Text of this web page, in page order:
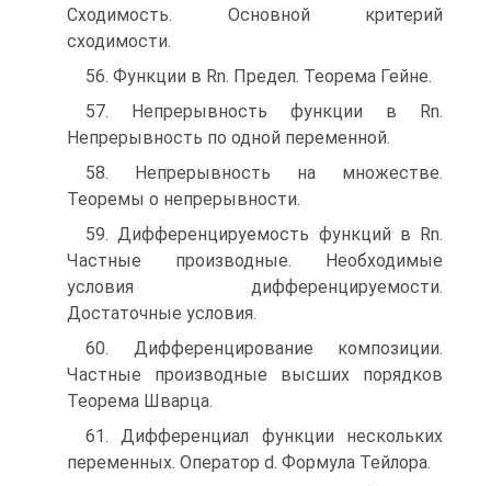
Сходимость. Основной критерий
сходимости.
56. Функции в Rn. Предел. Теорема Гейне.
57. Непрерывность функции в Rn.
Непрерывность по одной переменной.
58. Непрерывность на множестве.
Теоремы о непрерывности.
59. Дифференцируемость функций в Rn.
Частные производные. Необходимые
условия дифференцируемости.
Достаточные условия.
60. Дифференцирование композиции.
Частные производные высших порядков
Теорема Шварца.
61. Дифференциал функции нескольких
переменных. Оператор d. Формула Тейлора.